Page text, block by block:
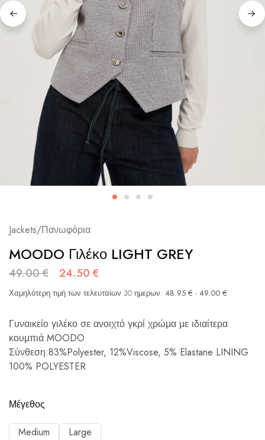
Jackets/Πανωφόρια
MOODO Γιλέκο LIGHT GREY
49.00€ 24.50 €
Χαμηλότερη τιμή των τελευταίων 30 ημερων: 48.95 € - 49.00 €
Γυναικείο γιλέκο σε ανοιχτό γκρί χρώμα με ιδιαίτερα
κουμπιά MOODO
Σύνθεση:83%Polyester, 12%Viscose, 5% Elastane LINING
100% POLYESTER
Μέγεθος
Medium Large